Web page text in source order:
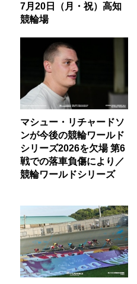
7月20日（月・祝）高知
競輪場
マシュー・リチャードソ
ンが今後の競輪ワールド
シリーズ2026を欠場 第6
戦での落車負傷により／
競輪ワールドシリーズ